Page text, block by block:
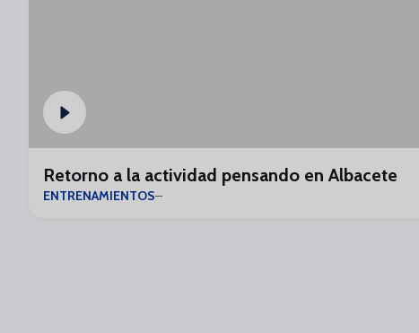
Retorno a la actividad pensando en Albacete
ENTRENAMIENTOS